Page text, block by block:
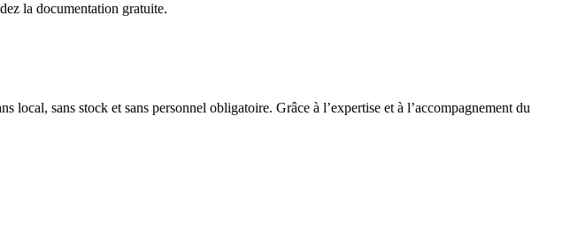
la documentation gratuite.
local, sans stock et sans personnel obligatoire. Grâce à l’expertise et à l’accompagnement du